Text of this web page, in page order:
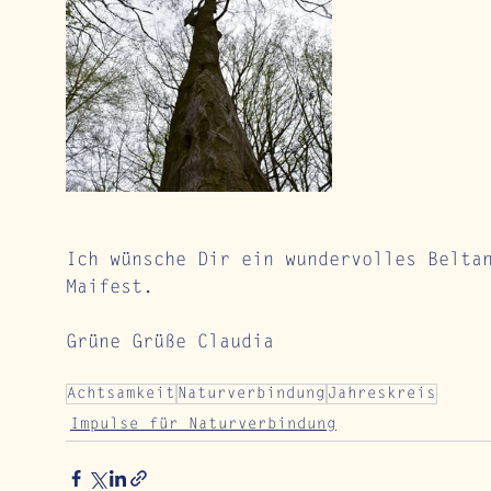
Ich wünsche Dir ein wundervolles
Maifest.
Grüne Grüße Claudia
Achtsamkeit Naturverbindung Jahreskreis
Impulse für Naturverbindung